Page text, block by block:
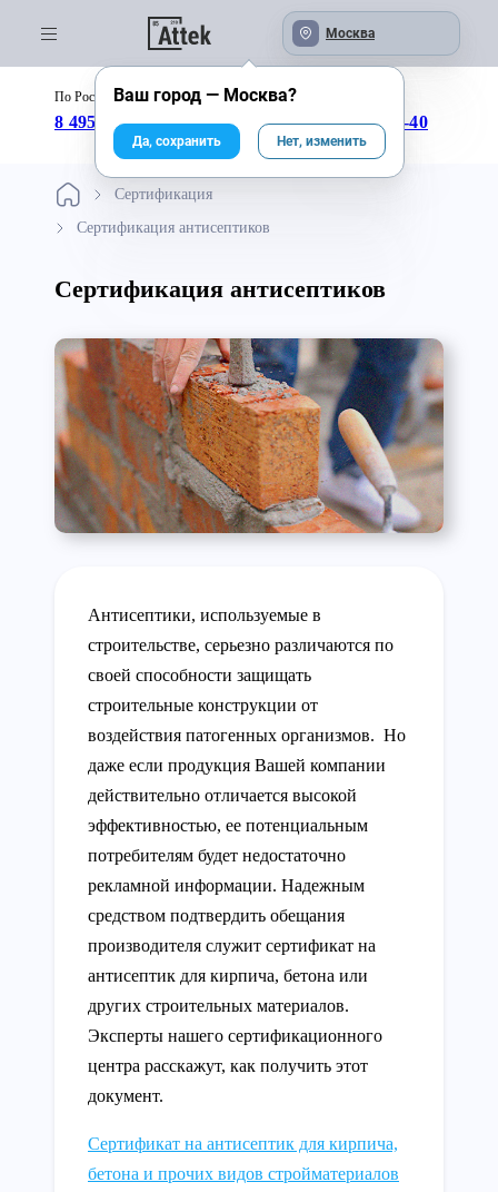
Москва
По России бесплатно:
8 495 246-04-43 8 800 333-25-40
Сертификация
Сертификация антисептиков
Сертификация антисептиков
Антисептики, используемые в
строительстве, серьезно различаются по
своей способности защищать
строительные конструкции от
воздействия патогенных организмов. Но
даже если продукция Вашей компании
действительно отличается высокой
эффективностью, ее потенциальным
потребителям будет недостаточно
рекламной информации. Надежным
средством подтвердить обещания
производителя служит сертификат на
антисептик для кирпича, бетона или
других строительных материалов.
Эксперты нашего сертификационного
центра расскажут, как получить этот
документ.
Сертификат на антисептик для кирпича,
бетона и прочих видов стройматериалов
Ваш город — Москва?
Да, сохранить Нет, изменить